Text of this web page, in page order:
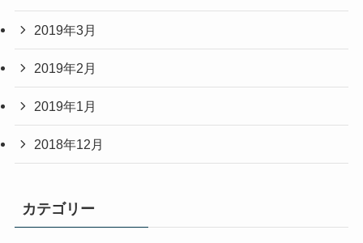
2019年3月
2019年2月
2019年1月
2018年12月
カテゴリー